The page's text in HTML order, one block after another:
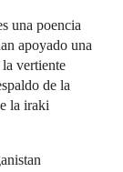
una poencia
apoyado una
vertiente
de la
la iraki